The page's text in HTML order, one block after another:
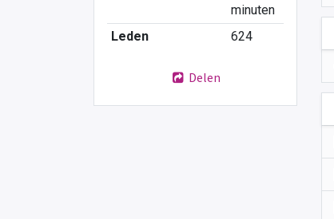
minuten
Leden
624
Delen